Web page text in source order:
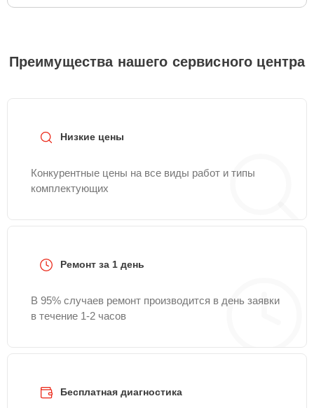
виды комплектующих могут различаться. Полную
службы заботы о клиентах. Для расчета итоговой
стоимости ремонта сплит-системы достаточно
Преимущества нашего сервисного центра
Низкие цены
Конкурентные цены на все виды работ и типы
комплектующих
Ремонт за 1 день
В 95% случаев ремонт производится в день заявки
в течение 1-2 часов
Бесплатная диагностика